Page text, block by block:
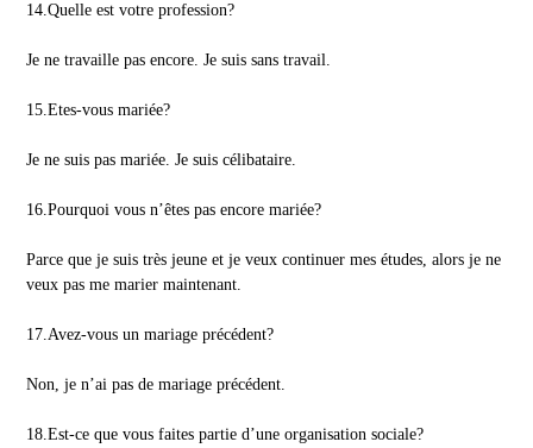
14.Quelle est votre profession?
Je ne travaille pas encore. Je suis sans travail.
15.Etes-vous mariée?
Je ne suis pas mariée. Je suis célibataire.
16.Pourquoi vous n’êtes pas encore mariée?
Parce que je suis très jeune et je veux continuer mes études, alors je ne
veux pas me marier maintenant.
17.Avez-vous un mariage précédent?
Non, je n’ai pas de mariage précédent.
18.Est-ce que vous faites partie d’une organisation sociale?